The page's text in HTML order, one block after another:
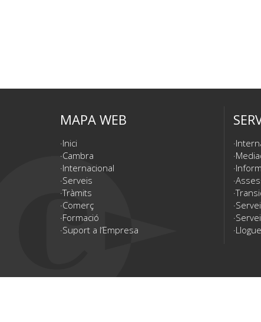
MAPA WEB
Inici
Cambra
Internacional
Serveis
Tràmits
Comerç
Formació
Suport a l’Empresa